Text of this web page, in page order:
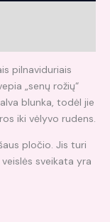
pilnaviduriais
„senų rožių“
blunka, todėl jie
iki vėlyvo rudens.
pločio. Jis turi
sveikata yra